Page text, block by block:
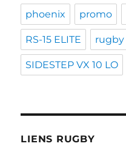
phoenix promo
RS-15 ELITE rugby
SIDESTEP VX 10 LO
LIENS RUGBY